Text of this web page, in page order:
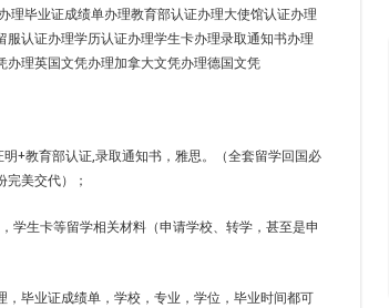
理毕业证成绩单办理教育部认证办理大使馆认证办理
服认证办理学历认证办理学生卡办理录取通知书办理
办理英国文凭办理加拿大文凭办理德国文凭
+教育部认证,录取通知书，雅思。（全套留学回国必
美交代）；
学生卡等留学相关材料（申请学校、转学，甚至是申
，毕业证成绩单，学校，专业，学位，毕业时间都可